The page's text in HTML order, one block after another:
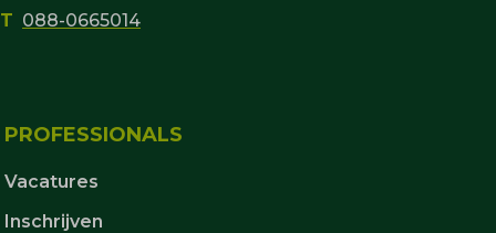
T 088-0665014
PROFESSIONALS
Vacatures
Inschrijven